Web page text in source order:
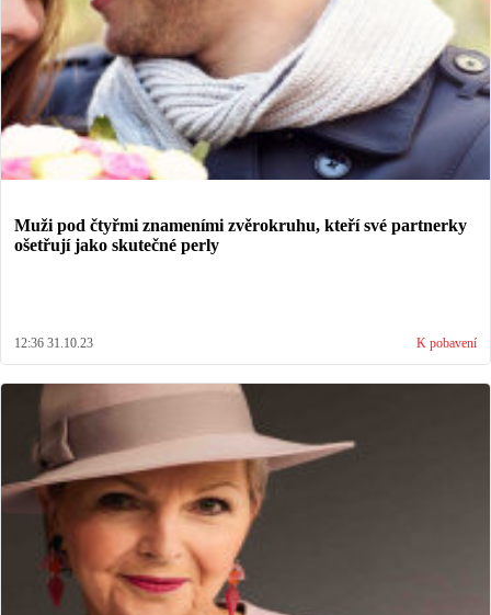
Muži pod čtyřmi znameními zvěrokruhu, kteří své partnerky
ošetřují jako skutečné perly
12:36 31.10.23 K pobavení